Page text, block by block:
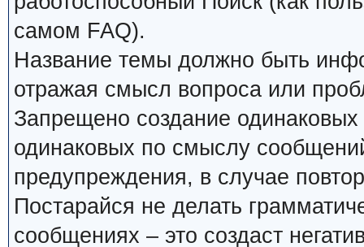
самом FAQ).
Название темы должно быть
отражая смысл вопроса или
Запрещено создание
одинаковых по смыслу
предупреждения, в случае
Постарайся не делать
сообщениях – это создаст